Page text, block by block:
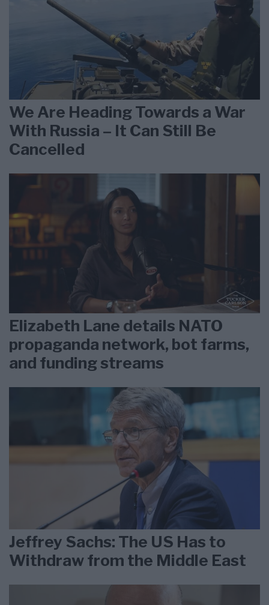
We Are Heading Towards a War
With Russia – It Can Still Be
Cancelled
Elizabeth Lane details NATO
propaganda network, bot farms,
and funding streams
Jeffrey Sachs: The US Has to
Withdraw from the Middle East